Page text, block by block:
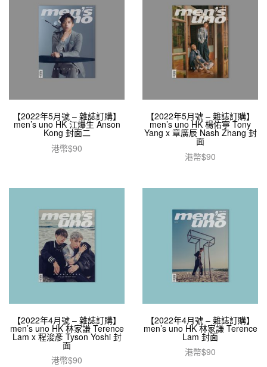
【2022年5月號 – 雜誌訂購】
men’s uno HK 江𤒹生 Anson
Kong 封面二
港幣$90
【2022年5月號 – 雜誌訂購】
men’s uno HK 楊佑寧 Tony
Yang x 章廣辰 Nash Zhang 封
面
港幣$90
【2022年4月號 – 雜誌訂購】
men’s uno HK 林家謙 Terence
Lam x 程浚彥 Tyson Yoshi 封
面
港幣$90
【2022年4月號 – 雜誌訂購】
men’s uno HK 林家謙 Terence
Lam 封面
港幣$90